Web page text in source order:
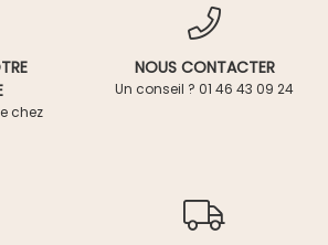
chez
NOUS CONTACTER
Un conseil ? 01 46 43 09 24